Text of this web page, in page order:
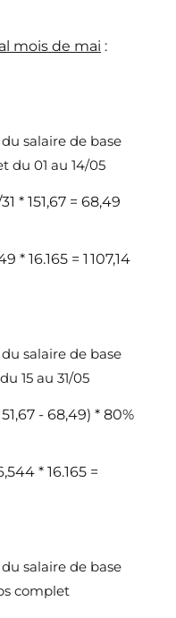
mois de mai :
salaire de base
du 01 au 14/05
* 151,67 = 68,49
* 16.165 = 1 107,14
salaire de base
15 au 31/05
- 68,49) * 80%
* 16.165 =
salaire de base
complet